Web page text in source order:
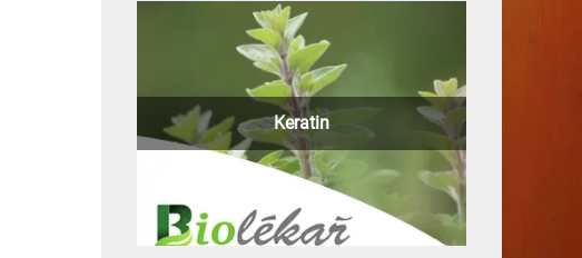
Keratin